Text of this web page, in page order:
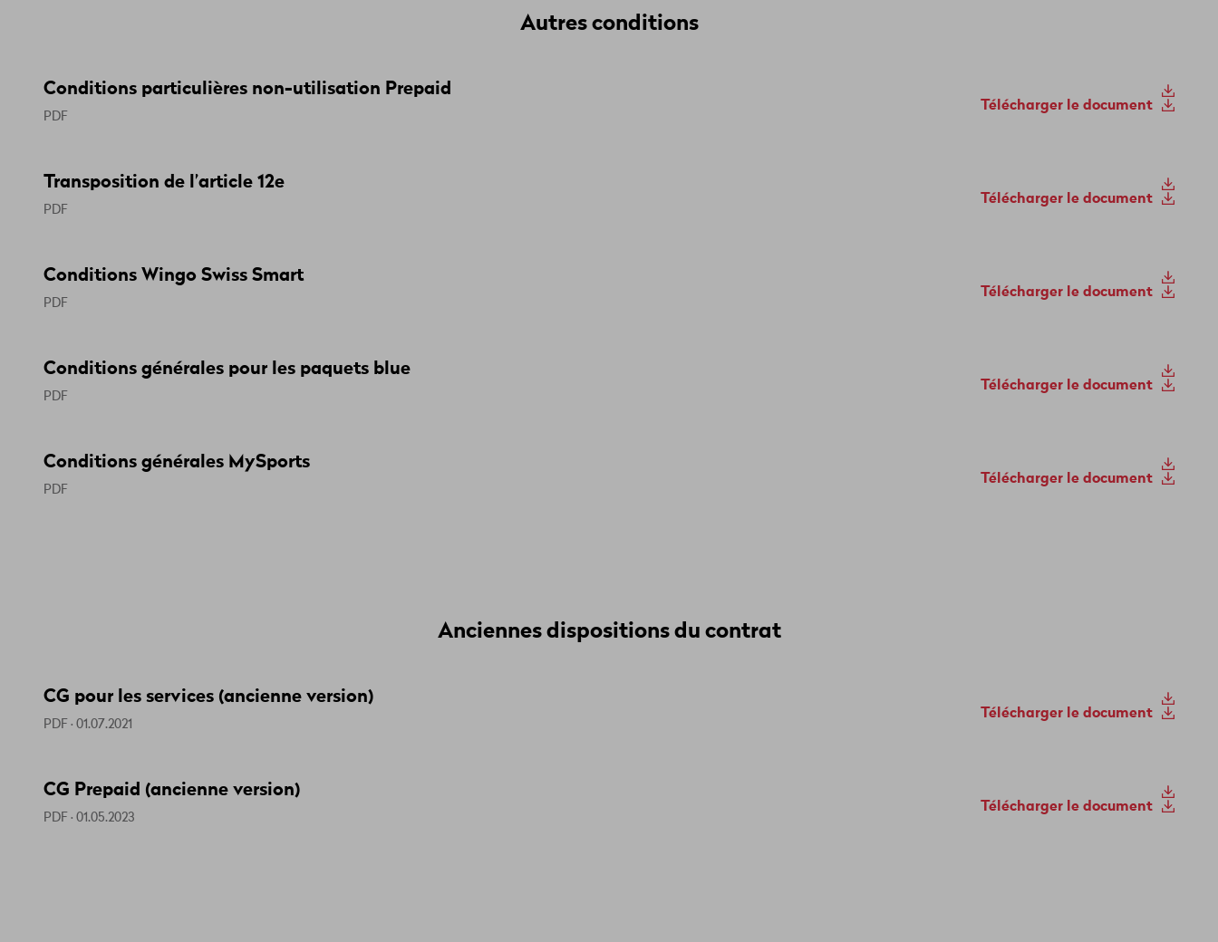
Autres conditions
Conditions particulières non-utilisation Prepaid
PDF
Télécharger le document
Transposition de l’article 12e
PDF
Télécharger le document
Conditions Wingo Swiss Smart
PDF
Télécharger le document
Conditions générales pour les paquets blue
PDF
Télécharger le document
Conditions générales MySports
PDF
Télécharger le document
Anciennes dispositions du contrat
CG pour les services (ancienne version)
PDF · 01.07.2021
Télécharger le document
CG Prepaid (ancienne version)
PDF · 01.05.2023
Télécharger le document